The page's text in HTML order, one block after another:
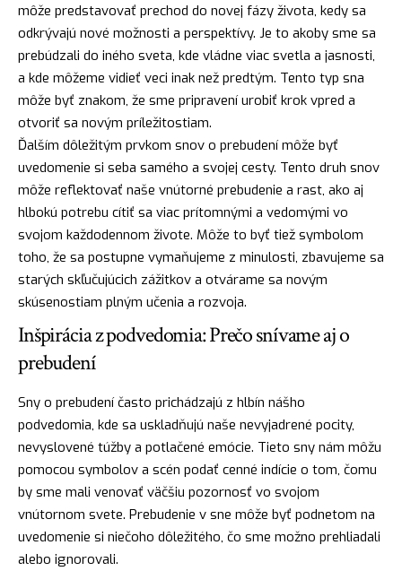
môže predstavovať prechod do novej fázy života, kedy sa
odkrývajú nové možnosti a perspektívy. Je to akoby sme sa
prebúdzali do iného sveta, kde vládne viac svetla a jasnosti,
a kde môžeme vidieť veci inak než predtým. Tento typ sna
môže byť znakom, že sme pripravení urobiť krok vpred a
otvoriť sa novým príležitostiam.
Ďalším dôležitým prvkom snov o prebudení môže byť
uvedomenie si seba samého a svojej cesty. Tento druh snov
môže reflektovať naše vnútorné prebudenie a rast, ako aj
hlbokú potrebu cítiť sa viac prítomnými a vedomými vo
svojom každodennom živote. Môže to byť tiež symbolom
toho, že sa postupne vymaňujeme z minulosti, zbavujeme sa
starých skľučujúcich zážitkov a otvárame sa novým
skúsenostiam plným učenia a rozvoja.
Inšpirácia z podvedomia: Prečo snívame aj o
prebudení
Sny o prebudení často prichádzajú z hlbín nášho
podvedomia, kde sa uskladňujú naše nevyjadrené pocity,
nevyslovené túžby a potlačené emócie. Tieto sny nám môžu
pomocou symbolov a scén podať cenné indície o tom, čomu
by sme mali venovať väčšiu pozornosť vo svojom
vnútornom svete. Prebudenie v sne môže byť podnetom na
uvedomenie si niečoho dôležitého, čo sme možno prehliadali
alebo ignorovali.